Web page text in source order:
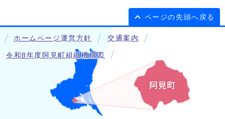
ページの先頭へ戻る
ホームページ運営方針 交通案内
令和8年度阿見町組織機構図